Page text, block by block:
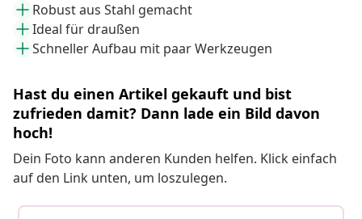
Robust aus Stahl gemacht
Ideal für draußen
Schneller Aufbau mit paar Werkzeugen
Hast du einen Artikel gekauft und bist
zufrieden damit? Dann lade ein Bild davon
hoch!
Dein Foto kann anderen Kunden helfen. Klick einfach
auf den Link unten, um loszulegen.